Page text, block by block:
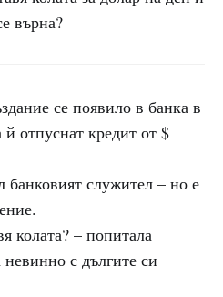
върна?
се появило в банка в
отпуснат кредит от $
банковият служител – но е
колата? – попитала
с дългите си